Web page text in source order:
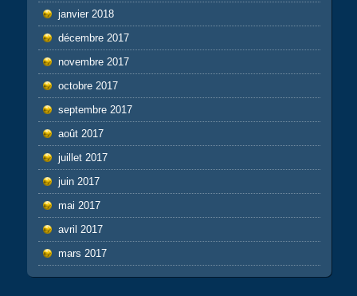
janvier 2018
décembre 2017
novembre 2017
octobre 2017
septembre 2017
août 2017
juillet 2017
juin 2017
mai 2017
avril 2017
mars 2017